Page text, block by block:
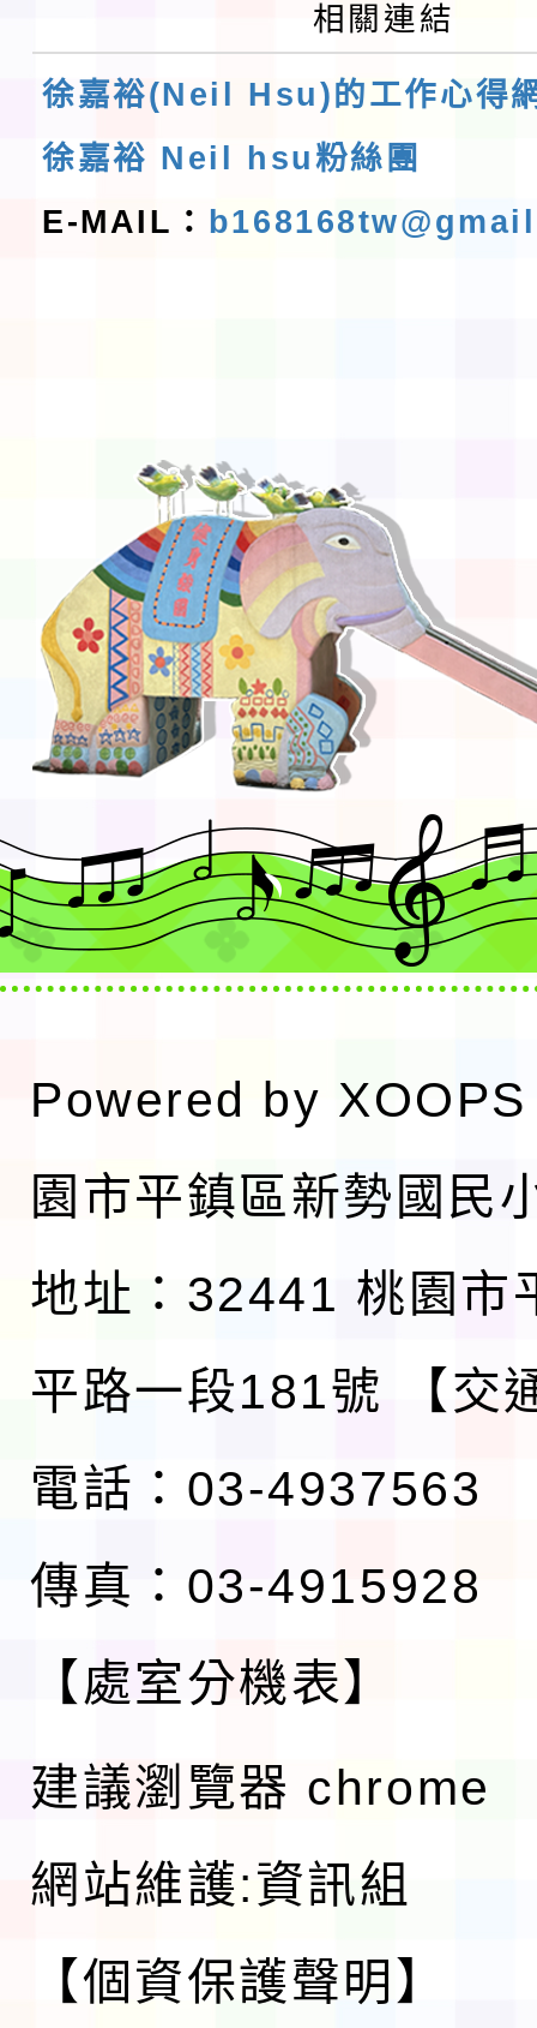
相關連結
徐嘉裕(Neil Hsu)的工作心得
徐嘉裕 Neil hsu粉絲團
E-MAIL：
Powered by XOOPS
園市平鎮區新勢國民
地址：32441 桃園市
平路一段181號
【交
電話：03-4937563
傳真：03-4915928
【處室分機表】
建議瀏覽器 chrome
網站維護:資訊組
【個資保護聲明】